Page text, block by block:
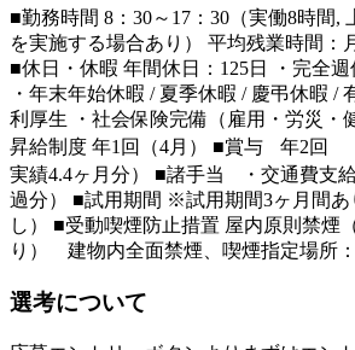
■勤務時間 8：30～17：30（実働8時間,
を実施する場合あり） 平均残業時間：
■休日・休暇 年間休日：125日 ・完全週
・年末年始休暇 / 夏季休暇 / 慶弔休暇 /
利厚生 ・社会保険完備（雇用・労災・
昇給制度 年1回（4月） ■賞与 年2回
実績4.4ヶ月分） ■諸手当 ・交通費支
過分） ■試用期間 ※試用期間3ヶ月間あ
し） ■受動喫煙防止措置 屋内原則禁煙
り） 建物内全面禁煙、喫煙指定場所
選考について